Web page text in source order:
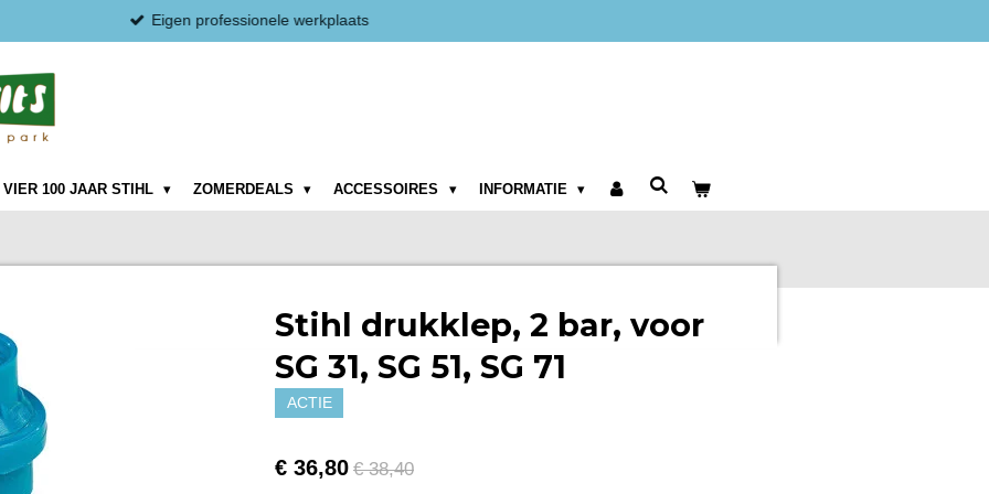
Eigen professionele werkplaats
VIER 100 JAAR STIHL ZOMERDEALS ACCESSOIRES INFORMATIE
Stihl drukklep, 2 bar, voor
SG 31, SG 51, SG 71
ACTIE
€ 36,80 € 38,40